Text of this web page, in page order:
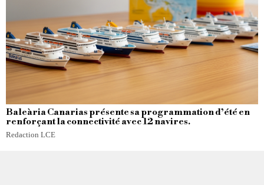
Baleària Canarias présente sa programmation d’été en
renforçant la connectivité avec 12 navires.
Redaction LCE